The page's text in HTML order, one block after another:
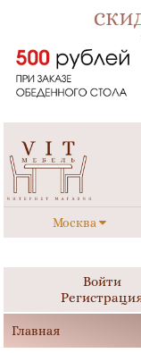
Москва
Войти